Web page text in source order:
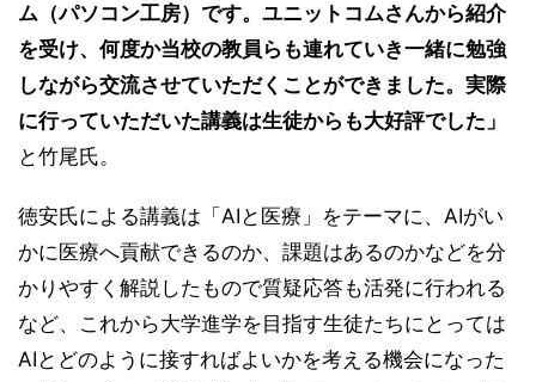
ム（パソコン工房）です。ユニットコムさんから紹介
を受け、何度か当校の教員らも連れていき一緒に勉強
しながら交流させていただくことができました。実際
に行っていただいた講義は生徒からも大好評でした」
と竹尾氏。
徳安氏による講義は「AIと医療」をテーマに、AIがい
かに医療へ貢献できるのか、課題はあるのかなどを分
かりやすく解説したもので質疑応答も活発に行われる
など、これから大学進学を目指す生徒たちにとっては
AIとどのように接すればよいかを考える機会になった